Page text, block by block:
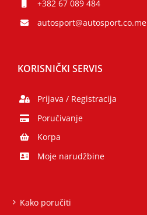
+382 67 089 484
autosport@autosport.co.me
KORISNIČKI SERVIS
Prijava / Registracija
Poručivanje
Korpa
Moje narudžbine
Kako poručiti